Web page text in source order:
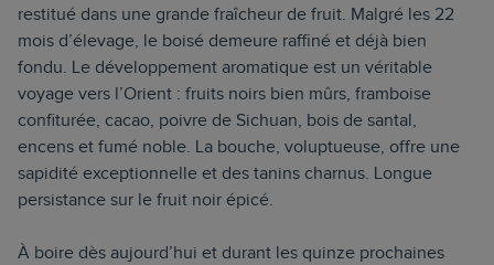
restitué dans une grande fraîcheur de fruit. Malgré les 22
mois d’élevage, le boisé demeure raffiné et déjà bien
fondu. Le développement aromatique est un véritable
voyage vers l’Orient : fruits noirs bien mûrs, framboise
confiturée, cacao, poivre de Sichuan, bois de santal,
encens et fumé noble. La bouche, voluptueuse, offre une
sapidité exceptionnelle et des tanins charnus. Longue
persistance sur le fruit noir épicé.
À boire dès aujourd’hui et durant les quinze prochaines